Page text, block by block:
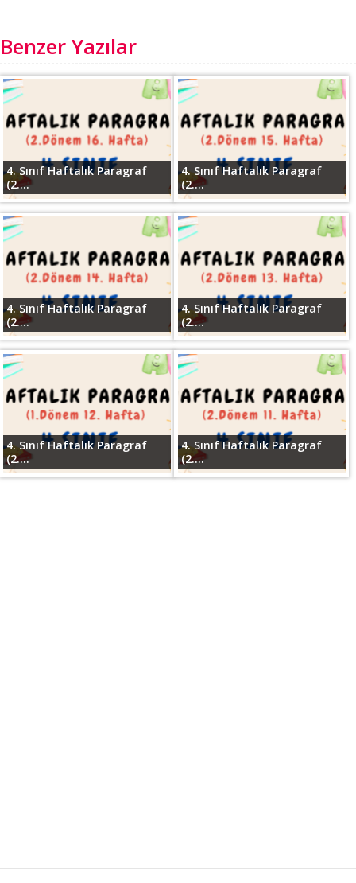
Benzer Yazılar
4. Sınıf Haftalık Paragraf
(2....
4. Sınıf Haftalık Paragraf
(2....
4. Sınıf Haftalık Paragraf
(2....
4. Sınıf Haftalık Paragraf
(2....
4. Sınıf Haftalık Paragraf
(2....
4. Sınıf Haftalık Paragraf
(2....